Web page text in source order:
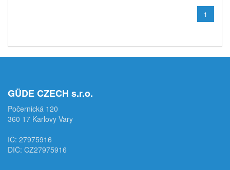
1
GÜDE CZECH s.r.o.
Počernická 120
360 17 Karlovy Vary
IČ: 27975916
DIČ: CZ27975916